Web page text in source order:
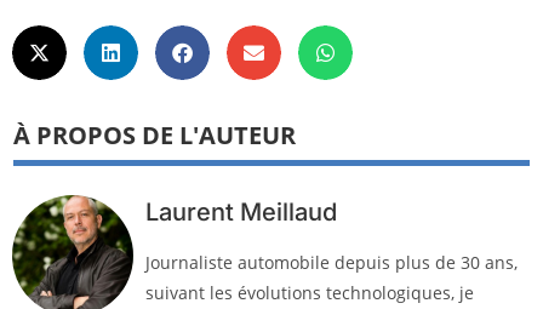
À PROPOS DE L'AUTEUR
Laurent Meillaud
Journaliste automobile depuis plus de 30 ans,
suivant les évolutions technologiques, je